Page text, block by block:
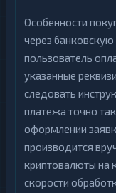
Особенности
через
пользователь
указанные
следовать
платежа точно
оформлении
производится
криптовалюты на
скорости